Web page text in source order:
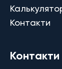
Контакти
Контакти